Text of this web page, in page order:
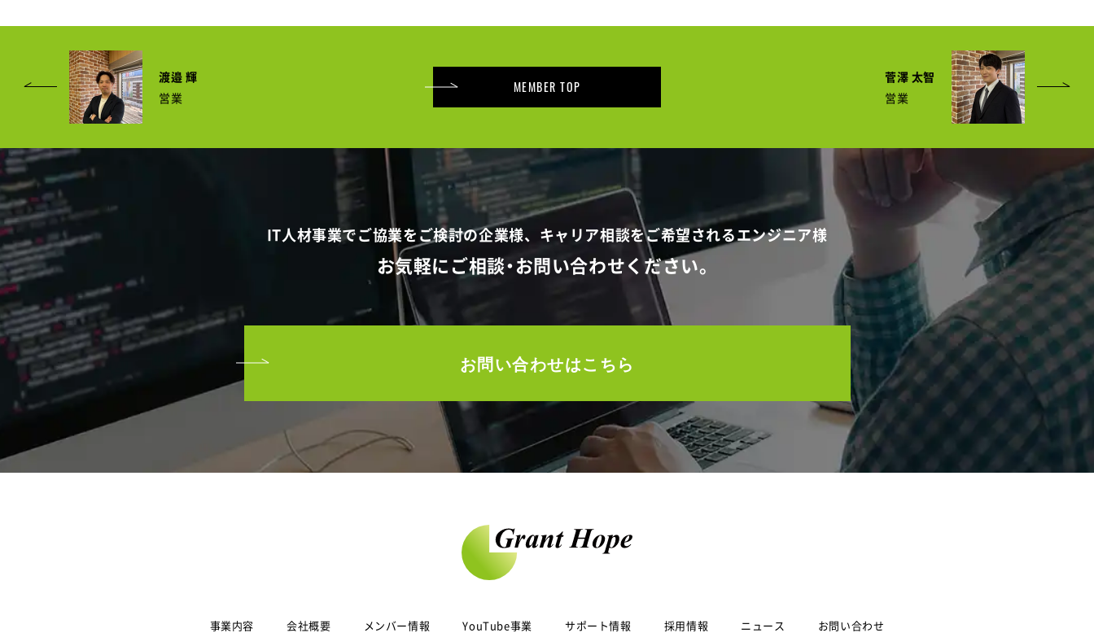
渡邉 輝
営業
菅澤 太智
営業
MEMBER TOP
IT人材事業でご協業をご検討の企業様、 キャリア相談をご希望されるエンジニア様
お気軽にご相談・お問い合わせください。
お問い合わせはこちら
事業内容 会社概要 メンバー情報 YouTube事業 サポート情報 採用情報 ニュース お問い合わせ